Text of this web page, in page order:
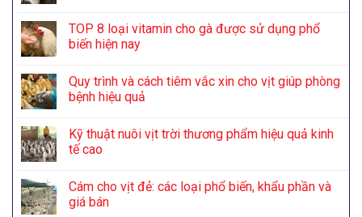
TOP 8 loại vitamin cho gà được sử dụng phổ
biến hiện nay
Quy trình và cách tiêm vắc xin cho vịt giúp phòng
bệnh hiệu quả
Kỹ thuật nuôi vịt trời thương phẩm hiệu quả kinh
tế cao
Cám cho vịt đẻ: các loại phổ biến, khẩu phần và
giá bán